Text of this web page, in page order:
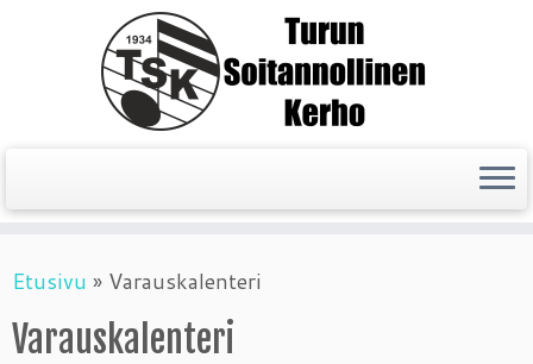
to
content
Etusivu » Varauskalenteri
Varauskalenteri